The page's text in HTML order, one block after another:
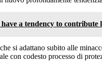
a tendency to
si adattano subito alle
con codesto processo di